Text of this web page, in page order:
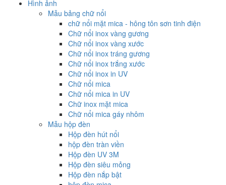
Hình ảnh
Mẫu bảng chữ nổi
chữ nổi mặt mica - hông tôn sơn tinh điện
Chữ nổi inox vàng gương
Chữ nổi inox vàng xước
Chữ nổi inox tráng gương
Chữ nổi inox trắng xước
Chữ nổi inox in UV
Chữ nổi mica
Chữ nổi mica in UV
Chữ inox mặt mica
Chữ nổi mica gáy nhôm
Mẫu hộp đèn
Hộp đèn hút nổi
hộp đèn tràn viền
Hộp đèn UV 3M
Hộp đèn siêu mỏng
Hộp đèn nắp bật